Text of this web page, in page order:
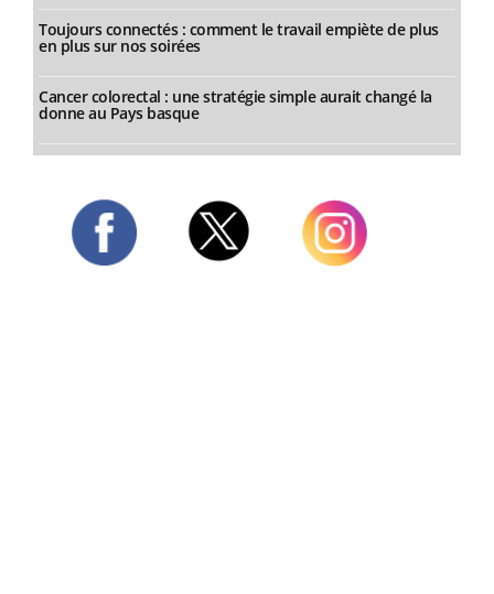
Toujours connectés : comment le travail empiète de plus
en plus sur nos soirées
Cancer colorectal : une stratégie simple aurait changé la
donne au Pays basque